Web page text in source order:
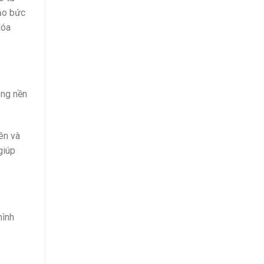
bức
nền
và